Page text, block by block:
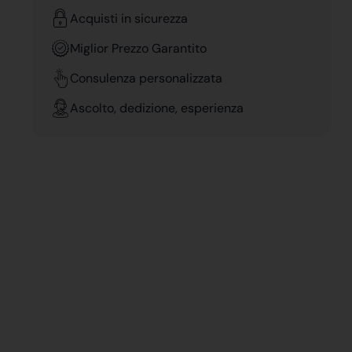
Acquisti in sicurezza
Miglior Prezzo Garantito
Consulenza personalizzata
Ascolto, dedizione, esperienza